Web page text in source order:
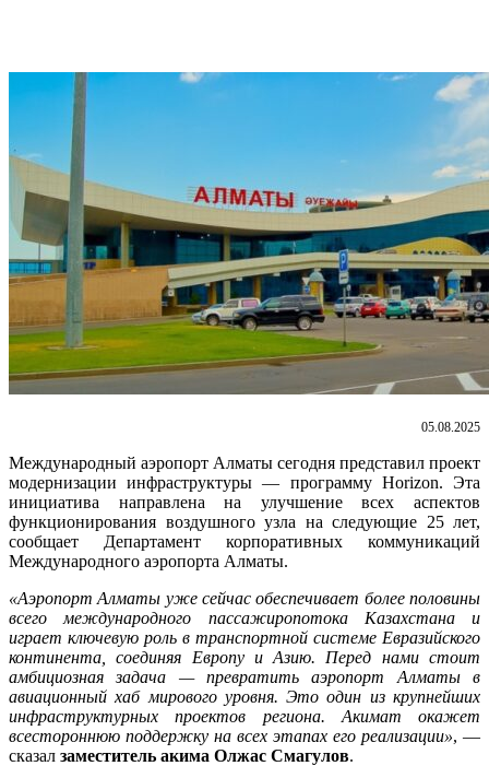
05.08.2025
Международный аэропорт Алматы сегодня представил проект
модернизации инфраструктуры — программу Horizon. Эта
инициатива направлена на улучшение всех аспектов
функционирования воздушного узла на следующие 25 лет,
сообщает Департамент корпоративных коммуникаций
Международного аэропорта Алматы.
«Аэропорт Алматы уже сейчас обеспечивает более половины
всего международного пассажиропотока Казахстана и
играет ключевую роль в транспортной системе Евразийского
континента, соединяя Европу и Азию. Перед нами стоит
амбициозная задача — превратить аэропорт Алматы в
авиационный хаб мирового уровня. Это один из крупнейших
инфраструктурных проектов региона. Акимат окажет
всестороннюю поддержку на всех этапах его реализации», —
сказал заместитель акима Олжас Смагулов.